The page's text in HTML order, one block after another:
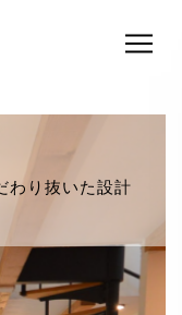
築。いつでも